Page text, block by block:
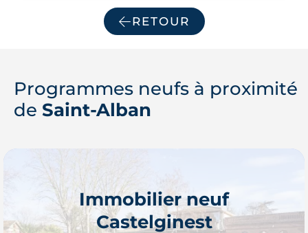
RETOUR
Programmes neufs à proximité
de Saint-Alban
Immobilier neuf
Castelginest